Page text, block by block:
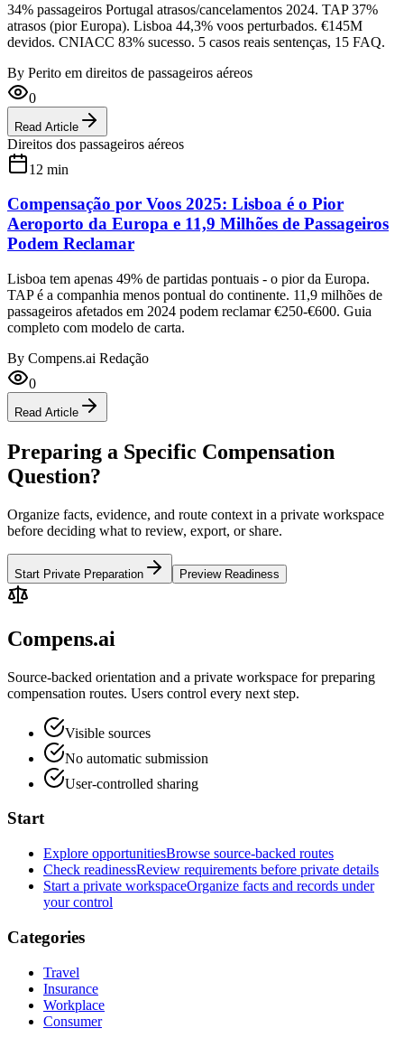
34% passageiros Portugal atrasos/cancelamentos 2024. TAP 37%
atrasos (pior Europa). Lisboa 44,3% voos perturbados. €145M
devidos. CNIACC 83% sucesso. 5 casos reais sentenças, 15 FAQ.
By Perito em direitos de passageiros aéreos
0
Read Article
Direitos dos passageiros aéreos
12 min
Compensação por Voos 2025: Lisboa é o Pior
Aeroporto da Europa e 11,9 Milhões de Passageiros
Podem Reclamar
Lisboa tem apenas 49% de partidas pontuais - o pior da Europa.
TAP é a companhia menos pontual do continente. 11,9 milhões de
passageiros afetados em 2024 podem reclamar €250-€600. Guia
completo com modelo de carta.
By Compens.ai Redação
0
Read Article
Preparing a Specific Compensation
Question?
Organize facts, evidence, and route context in a private workspace
before deciding what to review, export, or share.
Start Private Preparation Preview Readiness
Compens.ai
Source-backed orientation and a private workspace for preparing
compensation routes. Users control every next step.
Visible sources
No automatic submission
User-controlled sharing
Start
Explore opportunitiesBrowse source-backed routes
Check readinessReview requirements before private details
Start a private workspaceOrganize facts and records under
your control
Categories
Travel
Insurance
Workplace
Consumer